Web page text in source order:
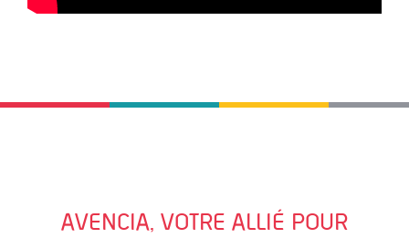
AVENCIA, VOTRE ALLIÉ POUR